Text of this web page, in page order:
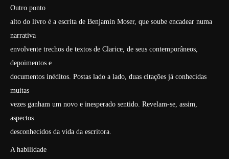
Outro ponto
alto do livro é a escrita de Benjamin Moser, que soube encadear numa
narrativa
envolvente trechos de textos de Clarice, de seus contemporâneos,
depoimentos e
documentos inéditos. Postas lado a lado, duas citações já conhecidas
muitas
vezes ganham um novo e inesperado sentido. Revelam-se, assim,
aspectos
desconhecidos da vida da escritora.
A habilidade